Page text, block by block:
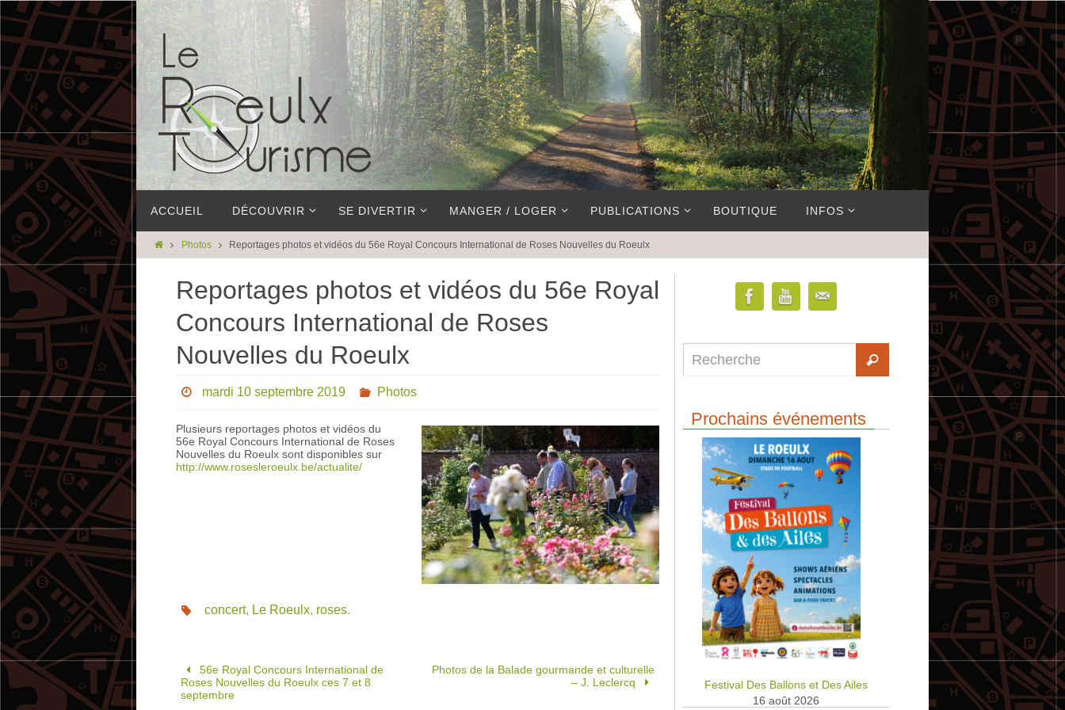
ACCUEIL DÉCOUVRIR SE DIVERTIR MANGER / LOGER PUBLICATIONS BOUTIQUE INFOS
Photos Reportages photos et vidéos du 56e Royal Concours International de Roses Nouvelles du Roeulx
Reportages photos et vidéos du 56e Royal
Concours International de Roses
Nouvelles du Roeulx
mardi 10 septembre 2019 Photos
Plusieurs reportages photos et vidéos du
56e Royal Concours International de Roses
Nouvelles du Roeulx sont disponibles sur
http://www.rosesleroeulx.be/actualite/
concert, Le Roeulx, roses.
56e Royal Concours International de
Roses Nouvelles du Roeulx ces 7 et 8
septembre
Photos de la Balade gourmande et culturelle
– J. Leclercq
Prochains événements
Festival Des Ballons et Des Ailes
16 août 2026